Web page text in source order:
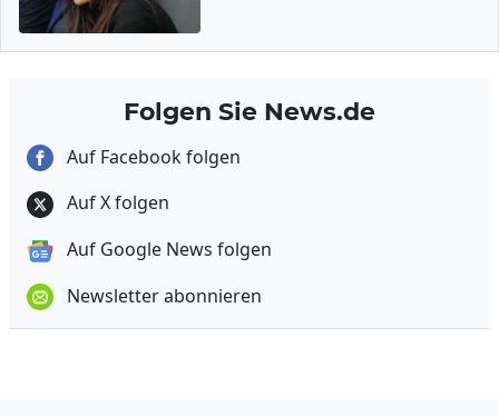
Folgen Sie News.de
Auf Facebook folgen
Auf X folgen
Auf Google News folgen
Newsletter abonnieren